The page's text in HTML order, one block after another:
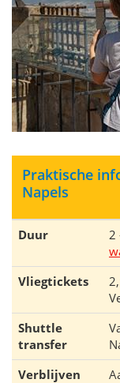
Praktische
Napels
Duur 2
Vliegtickets
Shuttle
transfer
Verblijven